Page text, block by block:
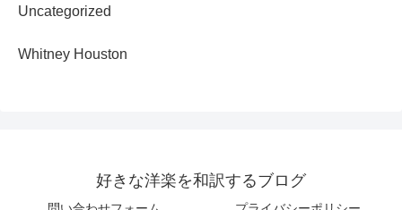
Uncategorized
Whitney Houston
好きな洋楽を和訳するブログ